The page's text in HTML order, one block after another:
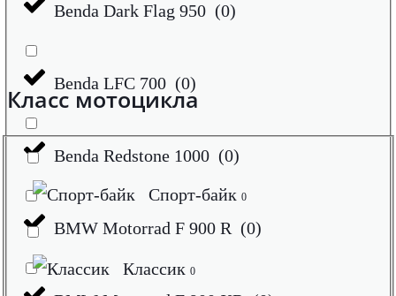
Benda Dark Flag 950 (0)
Benda LFC 700 (0)
Benda Redstone 1000 (0)
BMW Motorrad F 900 R (0)
Класс мотоцикла
Спорт-байк 0
Классик 0